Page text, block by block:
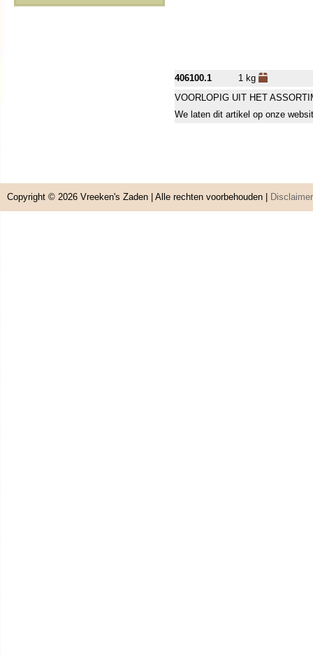
406100.1
1 kg
VOORLOPIG UIT HET
We laten dit artikel op onze
Copyright © 2026 Vreeken's Zaden | Alle rechten voorbehouden | Disclaimer